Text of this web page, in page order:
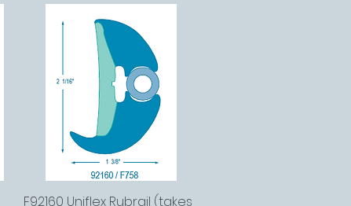
Vista rápida
F92160 Uniflex Rubrail (takes